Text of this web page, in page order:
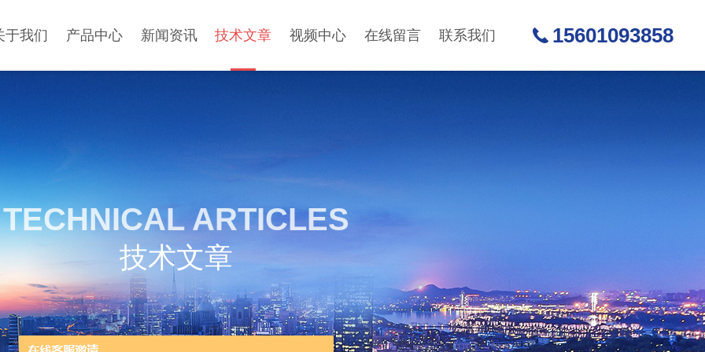
于我们 产品中心 新闻资讯 技术文章 视频中心 在线留言 联系我们 15601093858
TECHNICAL ARTICLES
技术文章